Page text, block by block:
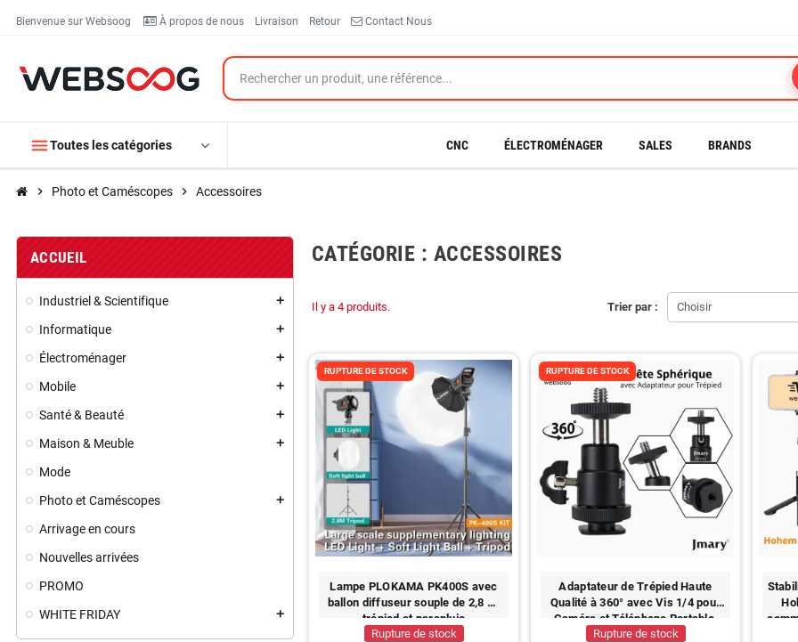
Bienvenue sur Websoog À propos de nous Livraison Retour Contact Nous
menuToutes les catégories expand_more CNC ÉLECTROMÉNAGER SALES BRANDS
chevron_right Photo et Caméscopes chevron_right Accessoires
ACCUEIL
Industriel & Scientifique add
Informatique add
Électroménager add
Mobile add
Santé & Beauté add
Maison & Meuble add
Mode
Photo et Caméscopes
add
Arrivage en cours
Nouvelles arrivées
PROMO
WHITE FRIDAY
add
CATÉGORIE : ACCESSOIRES
Trier par : Choisir
Il y a 4 produits.
RUPTURE DE STOCK
Lampe PLOKAMA PK400S avec
ballon diffuseur souple de 2,8 m,
trépied et parapluie
Rupture de stock
RUPTURE DE STOCK
Adaptateur de Trépied Haute
Qualité à 360° avec Vis 1/4 pour
Caméra et Téléphone Portable,
Mini Tête Sphérique JMARY BH-
Rupture de stock